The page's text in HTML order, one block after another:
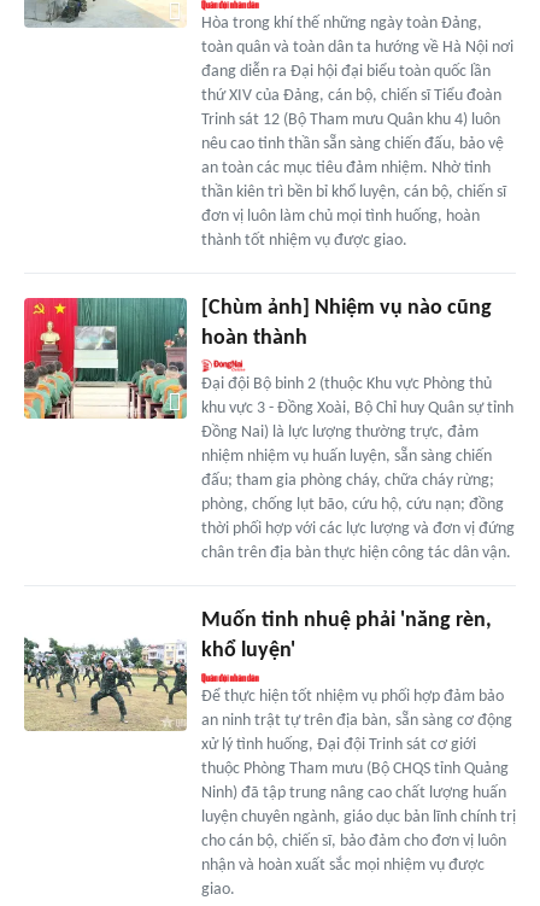
Hòa trong khí thế những ngày toàn Đảng,
toàn quân và toàn dân ta hướng về Hà Nội nơi
đang diễn ra Đại hội đại biểu toàn quốc lần
thứ XIV của Đảng, cán bộ, chiến sĩ Tiểu đoàn
Trinh sát 12 (Bộ Tham mưu Quân khu 4) luôn
nêu cao tinh thần sẵn sàng chiến đấu, bảo vệ
an toàn các mục tiêu đảm nhiệm. Nhờ tinh
thần kiên trì bền bỉ khổ luyện, cán bộ, chiến sĩ
đơn vị luôn làm chủ mọi tình huống, hoàn
thành tốt nhiệm vụ được giao.
[Chùm ảnh] Nhiệm vụ nào cũng
hoàn thành
Đại đội Bộ binh 2 (thuộc Khu vực Phòng thủ
khu vực 3 - Đồng Xoài, Bộ Chỉ huy Quân sự tỉnh
Đồng Nai) là lực lượng thường trực, đảm
nhiệm nhiệm vụ huấn luyện, sẵn sàng chiến
đấu; tham gia phòng cháy, chữa cháy rừng;
phòng, chống lụt bão, cứu hộ, cứu nạn; đồng
thời phối hợp với các lực lượng và đơn vị đứng
chân trên địa bàn thực hiện công tác dân vận.
Muốn tinh nhuệ phải 'năng rèn,
khổ luyện'
Để thực hiện tốt nhiệm vụ phối hợp đảm bảo
an ninh trật tự trên địa bàn, sẵn sàng cơ động
xử lý tình huống, Đại đội Trinh sát cơ giới
thuộc Phòng Tham mưu (Bộ CHQS tỉnh Quảng
Ninh) đã tập trung nâng cao chất lượng huấn
luyện chuyên ngành, giáo dục bản lĩnh chính trị
cho cán bộ, chiến sĩ, bảo đảm cho đơn vị luôn
nhận và hoàn xuất sắc mọi nhiệm vụ được
giao.